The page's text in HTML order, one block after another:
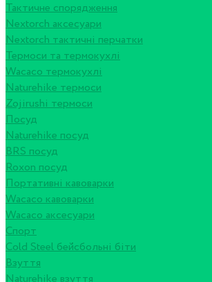
Тактичне спорядження
Nextorch аксесуари
Nextorch тактичні перчатки
Термоси та термокухлі
Wacaco термокухлі
Naturehike термоси
Zojirushi термоси
Посуд
Naturehike посуд
BRS посуд
Roxon посуд
Портативні кавоварки
Wacaco кавоварки
Wacaco аксесуари
Спорт
Cold Steel бейсбольні біти
Взуття